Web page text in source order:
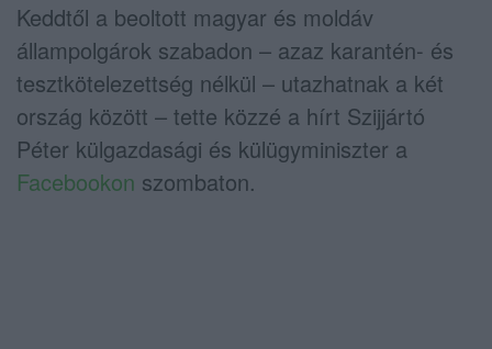
Keddtől a beoltott magyar és moldáv
állampolgárok szabadon – azaz karantén- és
tesztkötelezettség nélkül – utazhatnak a két
ország között – tette közzé a hírt Szijjártó
Péter külgazdasági és külügyminiszter a
Facebookon szombaton.